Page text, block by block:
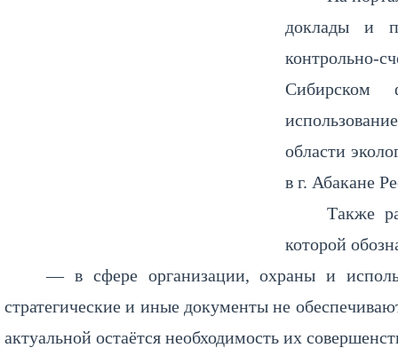
доклады и
контрольно-
Сибирском
области
в г. Абакане
Также
которой
— в сфере организации, охраны и
стратегические и иные документы не
актуальной остаётся необходимость их